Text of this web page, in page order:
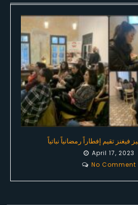
April 17, 2023
No Comment